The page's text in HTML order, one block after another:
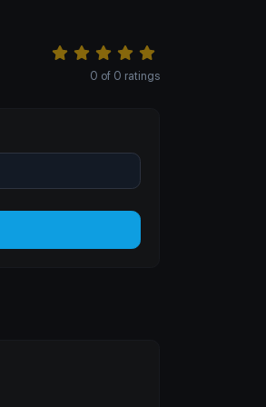
0 of 0 ratings